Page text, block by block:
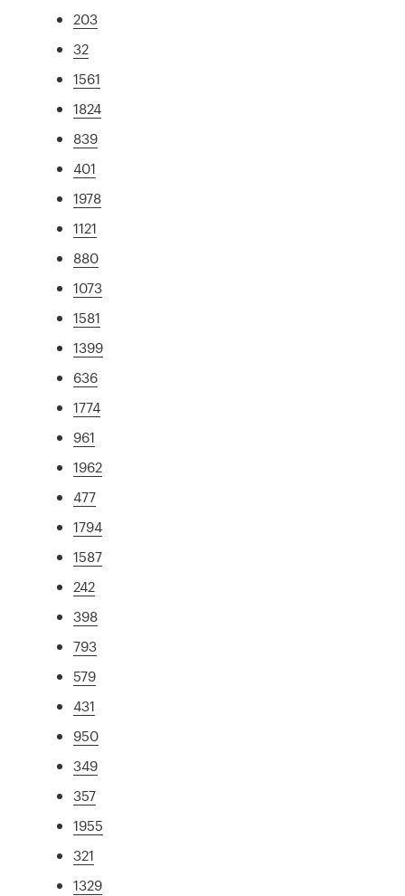
203
32
1561
1824
839
401
1978
1121
880
1073
1581
1399
636
1774
961
1962
477
1794
1587
242
398
793
579
431
950
349
357
1955
321
1329